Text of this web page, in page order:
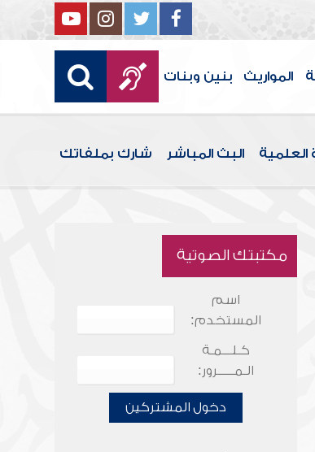
المواريث بنين وبنات
العلمية البث المباشر شارك بملفاتك
مكتبتك الصوتية
اسم
المستخدم:
كـلـــمـة
الـمـــــرور:
دخول المشتركين